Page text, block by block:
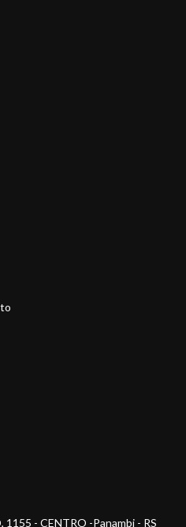
1155 - CENTRO -Panambi - RS